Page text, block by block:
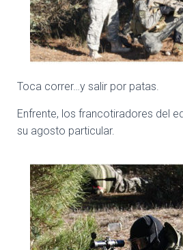
Toca correr…y salir por patas.
Enfrente, los francotiradores del
su agosto particular.